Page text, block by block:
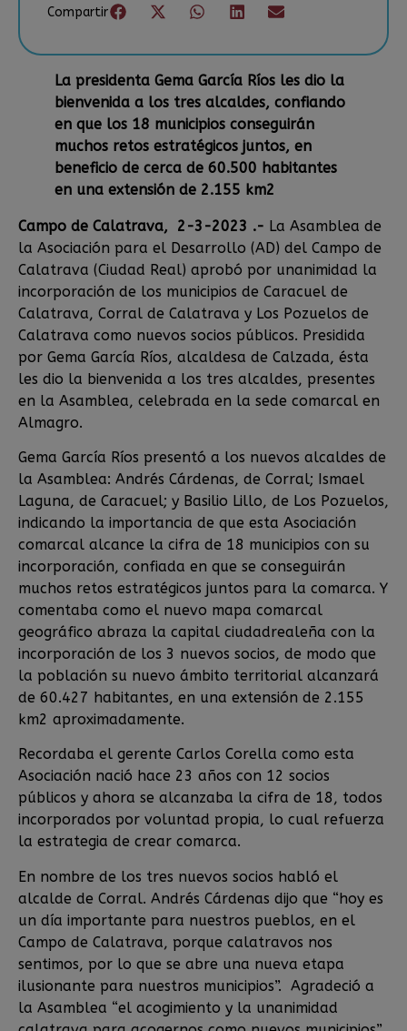
Compartir
La presidenta Gema García Ríos les dio la
bienvenida a los tres alcaldes, confiando
en que los 18 municipios conseguirán
muchos retos estratégicos juntos, en
beneficio de cerca de 60.500 habitantes
en una extensión de 2.155 km2
Campo de Calatrava, 2-3-2023 .- La Asamblea de
la Asociación para el Desarrollo (AD) del Campo de
Calatrava (Ciudad Real) aprobó por unanimidad la
incorporación de los municipios de Caracuel de
Calatrava, Corral de Calatrava y Los Pozuelos de
Calatrava como nuevos socios públicos. Presidida
por Gema García Ríos, alcaldesa de Calzada, ésta
les dio la bienvenida a los tres alcaldes, presentes
en la Asamblea, celebrada en la sede comarcal en
Almagro.
Gema García Ríos presentó a los nuevos alcaldes de
la Asamblea: Andrés Cárdenas, de Corral; Ismael
Laguna, de Caracuel; y Basilio Lillo, de Los Pozuelos,
indicando la importancia de que esta Asociación
comarcal alcance la cifra de 18 municipios con su
incorporación, confiada en que se conseguirán
muchos retos estratégicos juntos para la comarca. Y
comentaba como el nuevo mapa comarcal
geográfico abraza la capital ciudadrealeña con la
incorporación de los 3 nuevos socios, de modo que
la población su nuevo ámbito territorial alcanzará
de 60.427 habitantes, en una extensión de 2.155
km2 aproximadamente.
Recordaba el gerente Carlos Corella como esta
Asociación nació hace 23 años con 12 socios
públicos y ahora se alcanzaba la cifra de 18, todos
incorporados por voluntad propia, lo cual refuerza
la estrategia de crear comarca.
En nombre de los tres nuevos socios habló el
alcalde de Corral. Andrés Cárdenas dijo que “hoy es
un día importante para nuestros pueblos, en el
Campo de Calatrava, porque calatravos nos
sentimos, por lo que se abre una nueva etapa
ilusionante para nuestros municipios”. Agradeció a
la Asamblea “el acogimiento y la unanimidad